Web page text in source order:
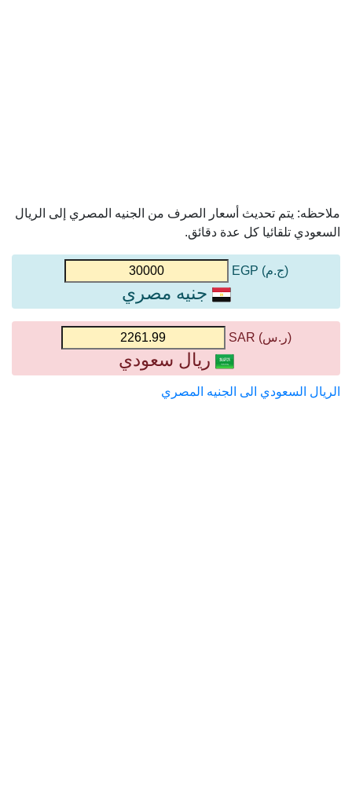
ملاحظه: يتم تحديث أسعار الصرف من الجنيه المصري إلى الريال
السعودي تلقائيا كل عدة دقائق.
(ج.م) EGP
جنيه مصري
(ر.س) SAR
ريال سعودي
الريال السعودي الى الجنيه المصري